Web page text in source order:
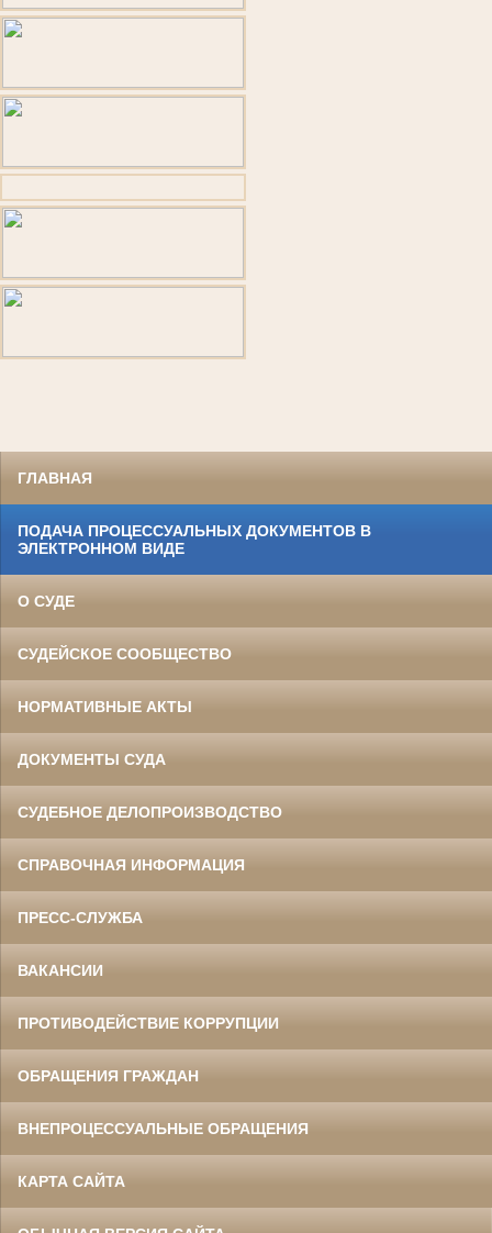
ГЛАВНАЯ
ПОДАЧА ПРОЦЕССУАЛЬНЫХ ДОКУМЕНТОВ В
ЭЛЕКТРОННОМ ВИДЕ
О СУДЕ
СУДЕЙСКОЕ СООБЩЕСТВО
НОРМАТИВНЫЕ АКТЫ
ДОКУМЕНТЫ СУДА
СУДЕБНОЕ ДЕЛОПРОИЗВОДСТВО
СПРАВОЧНАЯ ИНФОРМАЦИЯ
ПРЕСС-СЛУЖБА
ВАКАНСИИ
ПРОТИВОДЕЙСТВИЕ КОРРУПЦИИ
ОБРАЩЕНИЯ ГРАЖДАН
ВНЕПРОЦЕССУАЛЬНЫЕ ОБРАЩЕНИЯ
КАРТА САЙТА